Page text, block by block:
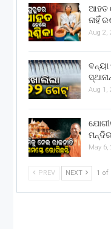
ଆହତ
ନାହିଁ
Aug 2,
ବନ୍ୟା
Aug 1,
May 6,
PREV NEXT 1 of